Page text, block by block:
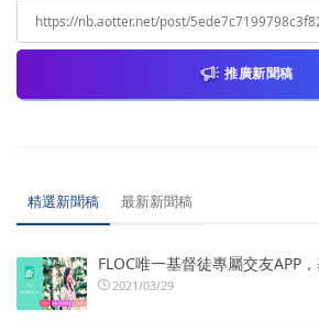
推廣新聞稿
精選新聞稿 最新新聞稿
FLOC唯一基督徒專屬交友APP
2021/03/29